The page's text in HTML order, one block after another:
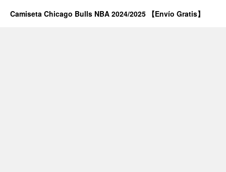
Camiseta Chicago Bulls NBA 2024/2025 【Envío Gratis】